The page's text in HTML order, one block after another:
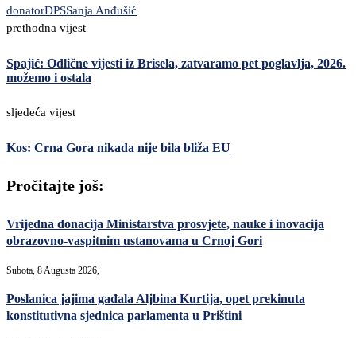
donatorDPSSanja Anđušić
prethodna vijest
Spajić: Odlične vijesti iz Brisela, zatvaramo pet poglavlja, 2026.
možemo i ostala
sljedeća vijest
Kos: Crna Gora nikada nije bila bliža EU
Pročitajte još:
Vrijedna donacija Ministarstva prosvjete, nauke i inovacija
obrazovno-vaspitnim ustanovama u Crnoj Gori
Subota, 8 Augusta 2026,
Poslanica jajima gađala Aljbina Kurtija, opet prekinuta
konstitutivna sjednica parlamenta u Prištini